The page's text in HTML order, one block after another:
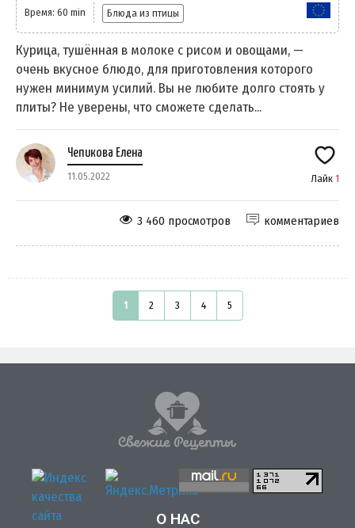
Время: 60 min Блюда из птицы
Курица, тушённая в молоке с рисом и овощами, —
очень вкусное блюдо, для приготовления которого
нужен минимум усилий. Вы не любите долго стоять у
плиты? Не уверены, что сможете сделать...
Чепикова Елена
11.05.2022 Лайк 1
комментариев
3 460 просмотров
1 2 3 4 5
О НАС